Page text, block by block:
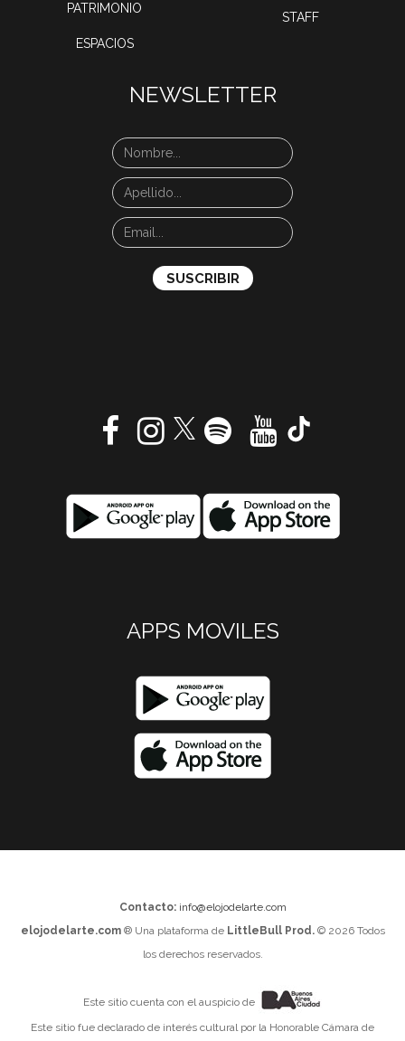
PATRIMONIO
ESPACIOS
STAFF
NEWSLETTER
APPS MOVILES
Contacto: info@elojodelarte.com
elojodelarte.com® Una plataforma de LittleBull Prod.© 2026 Todos
los derechos reservados.
Este sitio cuenta con el auspicio de
Este sitio fue declarado de interés cultural por la Honorable Cámara de